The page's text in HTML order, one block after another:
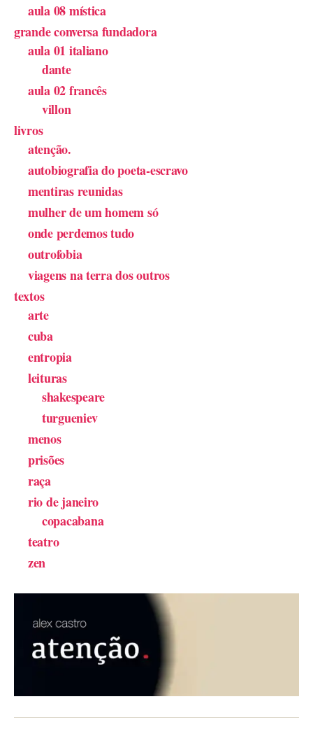
aula 08 mística
grande conversa fundadora
aula 01 italiano
dante
aula 02 francês
villon
livros
atenção.
autobiografia do poeta-escravo
mentiras reunidas
mulher de um homem só
onde perdemos tudo
outrofobia
viagens na terra dos outros
textos
arte
cuba
entropia
leituras
shakespeare
turgueniev
menos
prisões
raça
rio de janeiro
copacabana
teatro
zen